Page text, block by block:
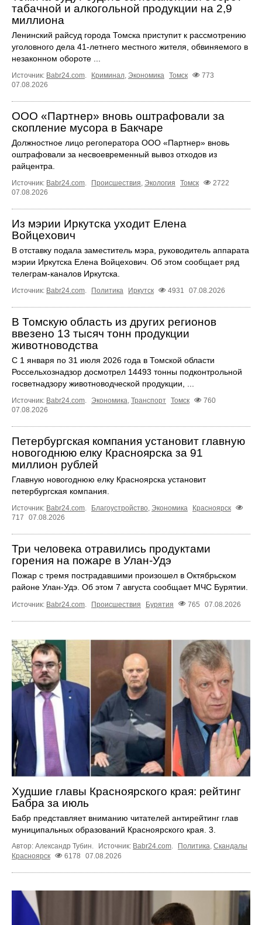
табачной и алкогольной продукции на 2,9
миллиона
Ленинский райсуд города Томска приступит к рассмотрению
уголовного дела 41-летнего местного жителя, обвиняемого в
незаконном обороте ...
Источник: Babr24.com. Криминал, Экономика Томск
773
07.08.2026
ООО «Партнер» вновь оштрафовали за
скопление мусора в Бакчаре
Должностное лицо регоператора ООО «Партнер» вновь
оштрафовали за несвоевременный вывоз отходов из
райцентра.
Источник: Babr24.com. Происшествия, Экология Томск
2722
07.08.2026
Из мэрии Иркутска уходит Елена
Войцехович
В отставку подала заместитель мэра, руководитель аппарата
мэрии Иркутска Елена Войцехович. Об этом сообщает ряд
телеграм‑каналов Иркутска.
Источник: Babr24.com. Политика Иркутск 4931 07.08.2026
В Томскую область из других регионов
ввезено 13 тысяч тонн продукции
животноводства
С 1 января по 31 июля 2026 года в Томской области
Россельхознадзор досмотрел 14493 тонны подконтрольной
госветнадзору животноводческой продукции, ...
Источник: Babr24.com. Экономика, Транспорт Томск
760
07.08.2026
Петербургская компания установит главную
новогоднюю елку Красноярска за 91
миллион рублей
Главную новогоднюю елку Красноярска установит
петербургская компания.
Источник: Babr24.com. Благоустройство, Экономика
Красноярск
717
07.08.2026
Три человека отравились продуктами
горения на пожаре в Улан-Удэ
Пожар с тремя пострадавшими произошел в Октябрьском
районе Улан-Удэ. Об этом 7 августа сообщает МЧС Бурятии.
Источник: Babr24.com Происшествия Бурятия 765 07.08.2026
Худшие главы Красноярского края: рейтинг
Бабра за июль
Бабр представляет вниманию читателей антирейтинг глав
муниципальных образований Красноярского края. 3.
Автор: Александр Тубин. Источник: Babr24.com. Политика, Скандалы
Красноярск
6178 07.08.2026